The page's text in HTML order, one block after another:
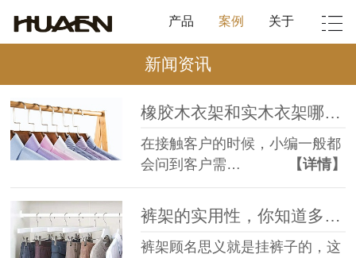
产品 案例 关于
新闻资讯
橡胶木衣架和实木衣架哪种好，要究其本源！【华恩】
在接触客户的时候，小编一般都
会问到客户需…
【详情】
裤架的实用性，你知道多少？【华恩】
裤架顾名思义就是挂裤子的，这